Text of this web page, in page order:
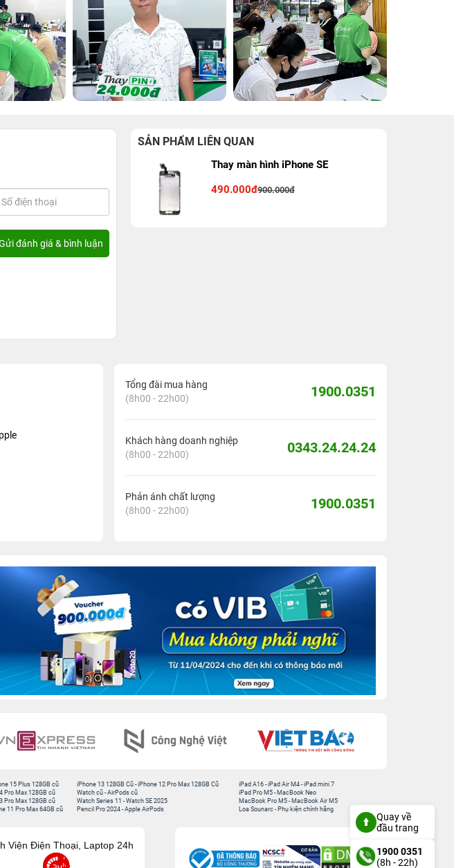
SẢN PHẨM LIÊN QUAN
Thay màn hình iPhone SE
490.000đ900.000đ
Tổng đài mua hàng
(8h00 - 22h00)
1900.0351
Khách hàng doanh nghiệp
(8h00 - 22h00)
0343.24.24.24
Phản ánh chất lượng
(8h00 - 22h00)
1900.0351
15 Plus 128GB cũ
Pro Max 128GB cũ
Pro Max 128GB cũ
11 Pro Max 64GB cũ
iPhone 13 128GB Cũ -iPhone 12 Pro Max 128GB Cũ
Watch cũ -AirPods cũ
Watch Series 11 -Watch SE 2025
Pencil Pro 2024 -Apple AirPods
iPad A16 -iPad Air M4 -iPad mini 7
iPad Pro M5 - MacBook Neo
MacBook Pro M5 - MacBook Air M5
Loa Sounarc - Phụ kiện chính hãng
Viện Điện Thoại, Laptop 24h
Quay về
đầu trang
1900 0351
(8h - 22h)